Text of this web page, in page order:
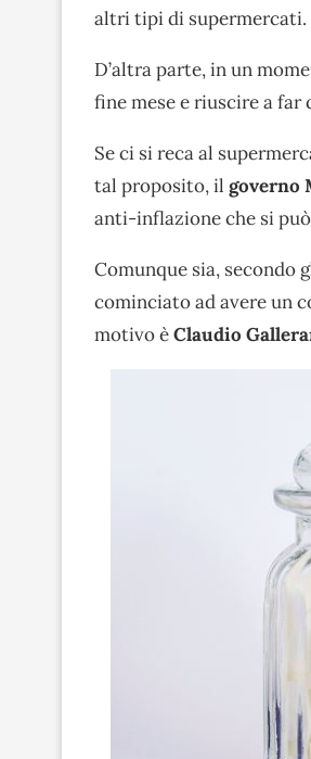
altri tipi di supermercati.
D’altra parte, in un
fine mese e riuscire a far
Se ci si reca al
tal proposito, il governo
anti-inflazione che si
Comunque sia, secondo
cominciato ad avere un
motivo èClaudio